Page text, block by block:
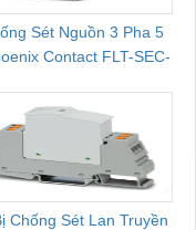
Sét Nguồn 3 Pha 5
Contact FLT-SEC-
Chống Sét Lan Truyền